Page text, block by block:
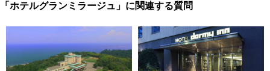
「ホテルグランミラージュ」に関連する質問